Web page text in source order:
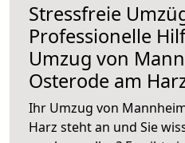
Stressfreie
Professionelle
Umzug von
Osterode am
Ihr Umzug von
Harz steht an und Sie